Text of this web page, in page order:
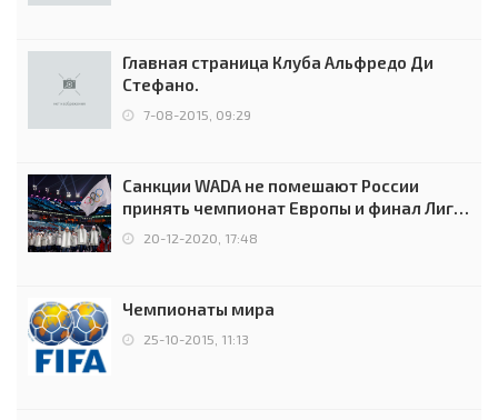
Главная страница Клуба Альфредо Ди
Стефано.
7-08-2015, 09:29
Санкции WADA не помешают России
принять чемпионат Европы и финал Лиги
чемпионов.
20-12-2020, 17:48
Чемпионаты мира
25-10-2015, 11:13